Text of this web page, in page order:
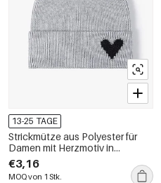
13-25 TAGE
Strickmütze aus Polyester für
Damen mit Herzmotiv in
verschiedenen Farben
€3,16
MOQ von 1 Stk.